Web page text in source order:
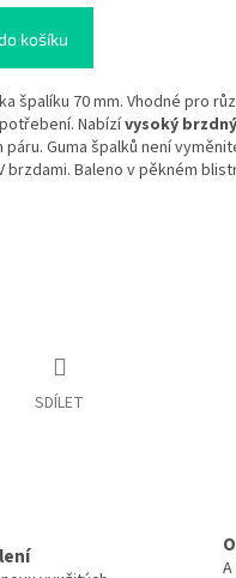
košíku
špalíku 70 mm. Vhodné pro
Nabízívysoký
Guma špalků není
brzdami. Baleno v pěkném
SDÍLET